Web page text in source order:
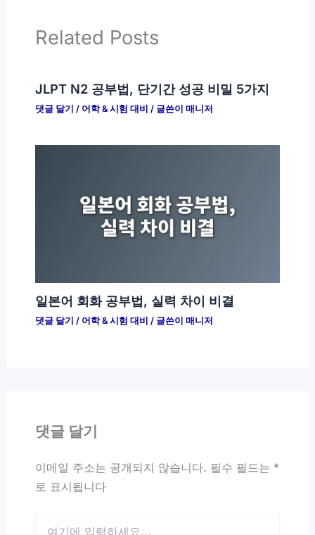
Related Posts
JLPT N2 공부법, 단기간 성공 비밀 5가지
댓글 달기 / 어학 & 시험 대비 / 글쓴이 매니저
일본어 회화 공부법, 실력 차이 비결
댓글 달기 / 어학 & 시험 대비 / 글쓴이 매니저
댓글 달기
이메일 주소는 공개되지 않습니다. 필수 필드는 *
로 표시됩니다